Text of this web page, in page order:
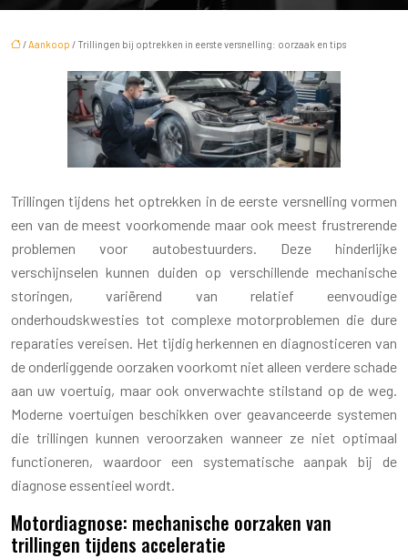
/Aankoop / Trillingen bij optrekken in eerste versnelling: oorzaak en tips
Trillingen tijdens het optrekken in de eerste versnelling vormen
een van de meest voorkomende maar ook meest frustrerende
problemen voor autobestuurders. Deze hinderlijke
verschijnselen kunnen duiden op verschillende mechanische
storingen, variërend van relatief eenvoudige
onderhoudskwesties tot complexe motorproblemen die dure
reparaties vereisen. Het tijdig herkennen en diagnosticeren van
de onderliggende oorzaken voorkomt niet alleen verdere schade
aan uw voertuig, maar ook onverwachte stilstand op de weg.
Moderne voertuigen beschikken over geavanceerde systemen
die trillingen kunnen veroorzaken wanneer ze niet optimaal
functioneren, waardoor een systematische aanpak bij de
diagnose essentieel wordt.
Motordiagnose: mechanische oorzaken van
trillingen tijdens acceleratie